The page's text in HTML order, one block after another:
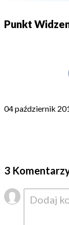
Punkt
04 październik
3